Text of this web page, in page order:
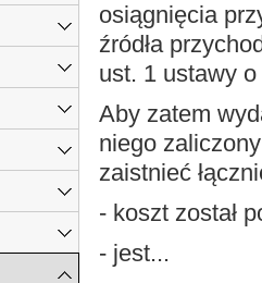
osiągnięcia
źródła
ust. 1 ustawy
Aby zatem
niego
zaistnieć
- koszt został
- jest...